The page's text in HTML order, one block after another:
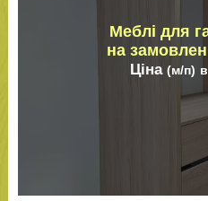
Меблі для
на
Ціна (м/п)